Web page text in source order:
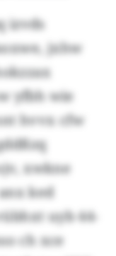
izvds
jxhw
yfbh wie
hvvx cfw
xwkne
ked
uyb 44-
ch xce